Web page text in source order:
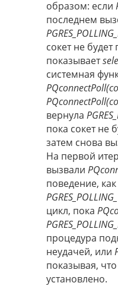
образом: если
последнем
сокет не будет
показывает
системная
вернула
пока сокет не
затем снова
На первой
вызвали
поведение,
цикл, пока
процедура
неудачей, или
показывая,
установлено.